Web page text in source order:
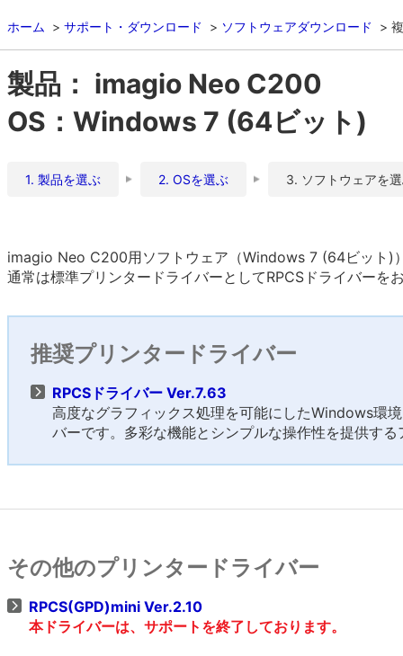
ホーム サポート・ダウンロード ソフトウェアダウンロード
製品： imagio Neo C200
OS：Windows 7 (64ビット)
1. 製品を選ぶ 2. OSを選ぶ 3. ソフトウェアを
imagio Neo C200用ソフトウェア（Windows 7 (64ビット)
通常は標準プリンタードライバーとしてRPCSドライバーを
推奨プリンタードライバー
RPCSドライバー Ver.7.63
高度なグラフィックス処理を可能にしたWindows環
バーです。多彩な機能とシンプルな操作性を提供す
その他のプリンタードライバー
RPCS(GPD)mini Ver.2.10
本ドライバーは、サポートを終了しております。